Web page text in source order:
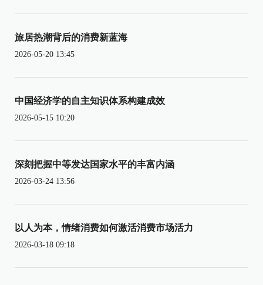
旅居热潮背后的消费新蓝海
2026-05-20 13:45
中国经济学的自主知识体系构建成效
2026-05-15 10:20
深刻把握中等发达国家水平的丰富内涵
2026-03-24 13:56
以人为本，情绪消费如何激活消费市场活力
2026-03-18 09:18